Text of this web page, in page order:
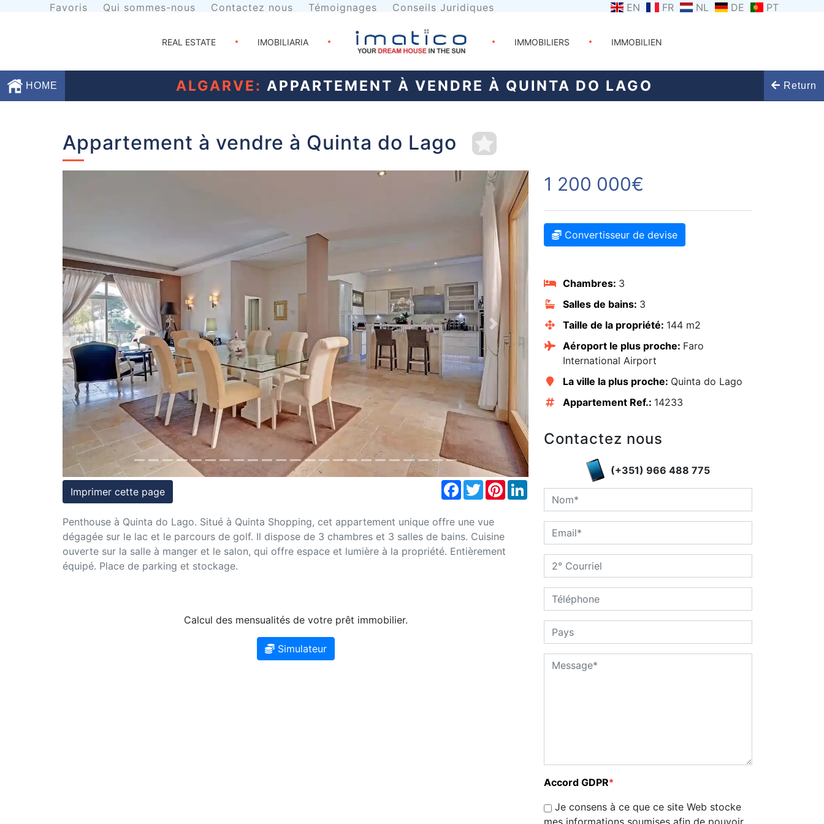
Favoris Qui sommes-nous Contactez nous Témoignages Conseils Juridiques EN FR NL DE PT
REAL ESTATE IMOBILIARIA IMMOBILIERS IMMOBILIEN
HOME ALGARVE: APPARTEMENT À VENDRE À QUINTA DO LAGO Return
conditions
Témoignages
Juridiques
Appartement à vendre à Quinta do Lago
Previous Next
Imprimer cette page
Facebook
TwitterPinterestLinkedIn
Penthouse à Quinta do Lago. Situé à Quinta Shopping, cet appartement unique offre une vue
dégagée sur le lac et le parcours de golf. Il dispose de 3 chambres et 3 salles de bains. Cuisine
ouverte sur la salle à manger et le salon, qui offre espace et lumière à la propriété. Entièrement
équipé. Place de parking et stockage.
Calcul des mensualités de votre prêt immobilier.
Simulateur
1 200 000€
Convertisseur de devise
Chambres: 3
Salles de bains: 3
Taille de la propriété: 144 m2
Aéroport le plus proche: Faro
International Airport
La ville la plus proche: Quinta do Lago
Appartement Ref.: 14233
Contactez nous
(+351) 966 488 775
Accord GDPR*
Je consens à ce que ce site Web stocke